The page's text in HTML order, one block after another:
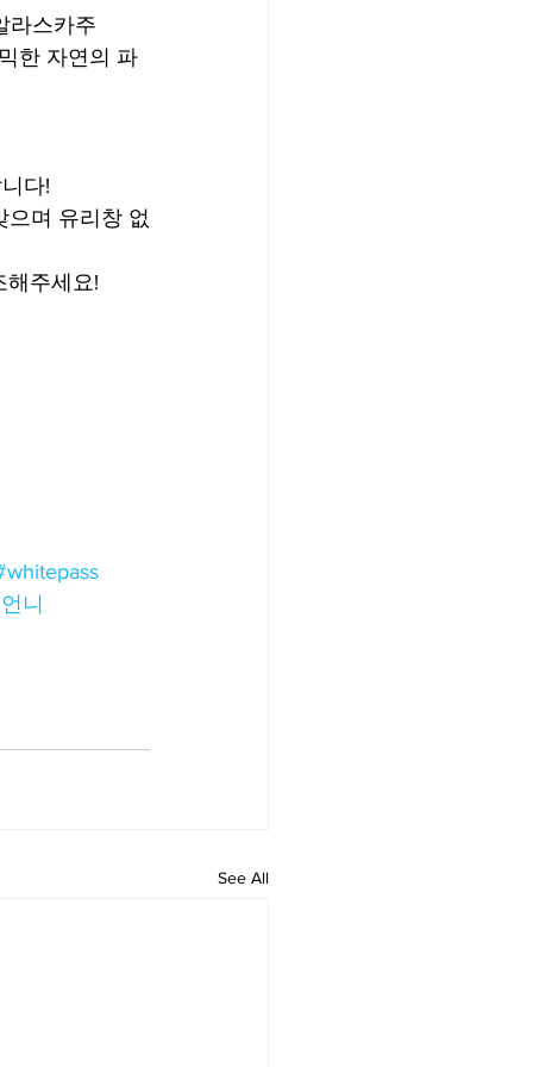
라스카주
한 자연의 파
다!
으며 유리창 없
해주세요!
니
See All